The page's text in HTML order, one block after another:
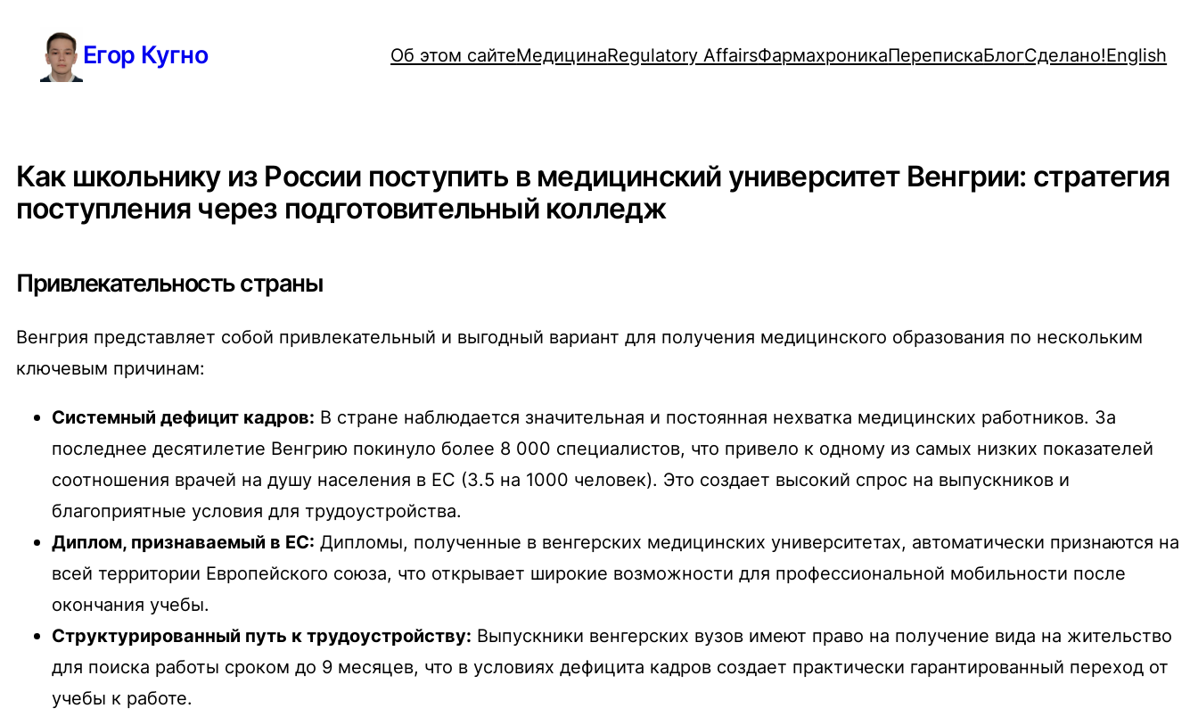
содержимому
Егор Кугно Об этом сайтеМедицинаRegulatory AffairsФармахроникаПерепискаБлогСделано!English
Как школьнику из России поступить в медицинский университет Венгрии: стратегия
поступления через подготовительный колледж
Привлекательность страны
Венгрия представляет собой привлекательный и выгодный вариант для получения медицинского образования по нескольким
ключевым причинам:
Системный дефицит кадров: В стране наблюдается значительная и постоянная нехватка медицинских работников. За
последнее десятилетие Венгрию покинуло более 8 000 специалистов, что привело к одному из самых низких показателей
соотношения врачей на душу населения в ЕС (3.5 на 1000 человек). Это создает высокий спрос на выпускников и
благоприятные условия для трудоустройства.
Диплом, признаваемый в ЕС: Дипломы, полученные в венгерских медицинских университетах, автоматически признаются на
всей территории Европейского союза, что открывает широкие возможности для профессиональной мобильности после
окончания учебы.
Структурированный путь к трудоустройству: Выпускники венгерских вузов имеют право на получение вида на жительство
для поиска работы сроком до 9 месяцев, что в условиях дефицита кадров создает практически гарантированный переход от
учебы к работе.